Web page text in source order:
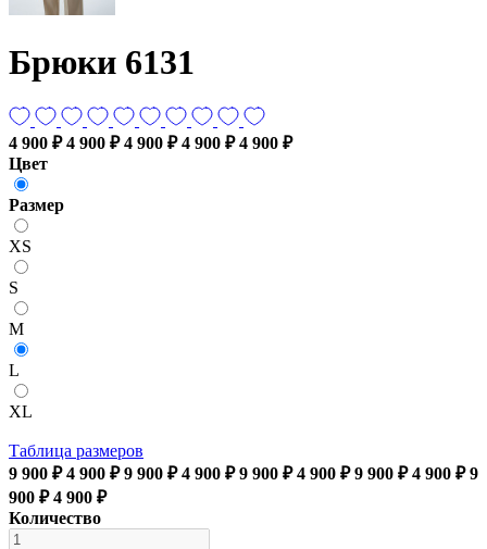
Брюки 6131
4 900 ₽ 4 900 ₽ 4 900 ₽ 4 900 ₽ 4 900 ₽
Цвет
Размер
XS
S
M
L
XL
Таблица размеров
9 900 ₽ 4 900 ₽ 9 900 ₽ 4 900 ₽ 9 900 ₽ 4 900 ₽ 9 900 ₽ 4 900 ₽ 9
900 ₽ 4 900 ₽
Количество